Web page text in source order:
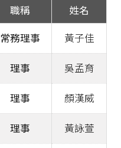
職稱 姓名
常務理事 黃子佳
理事 吳孟育
理事 顏漢威
理事 黃詠萱